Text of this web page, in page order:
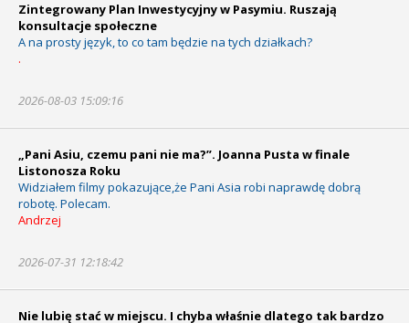
Zintegrowany Plan Inwestycyjny w Pasymiu. Ruszają
konsultacje społeczne
A na prosty język, to co tam będzie na tych działkach?
.
2026-08-03 15:09:16
„Pani Asiu, czemu pani nie ma?”. Joanna Pusta w finale
Listonosza Roku
Widziałem filmy pokazujące,że Pani Asia robi naprawdę dobrą
robotę. Polecam.
Andrzej
2026-07-31 12:18:42
Nie lubię stać w miejscu. I chyba właśnie dlatego tak bardzo